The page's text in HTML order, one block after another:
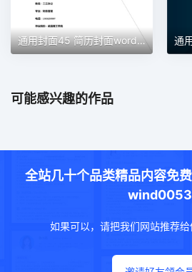
通用封面45 简历封面word模板
可能感兴趣的作品
全站几十个品类精品内容免
wind0053
如果可以，请把我们网站推荐